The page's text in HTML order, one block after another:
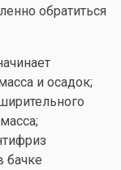
обратиться
и осадок;
бачке